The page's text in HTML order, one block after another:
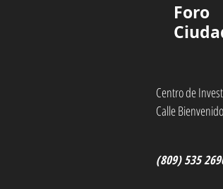
Foro
Centro de
Calle
(809) 535